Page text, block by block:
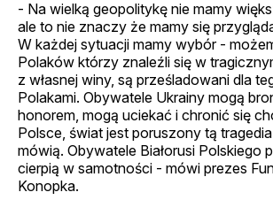
- Na wielką geopolitykę nie mamy
ale to nie znaczy że mamy się
W każdej sytuacji mamy wybór -
Polaków którzy znaleźli się w
z własnej winy, są prześladowani dla
Polakami. Obywatele Ukrainy mogą
honorem, mogą uciekać i chronić się
Polsce, świat jest poruszony tą
mówią. Obywatele Białorusi Polskiego
cierpią w samotności - mówi prezes
Konopka.